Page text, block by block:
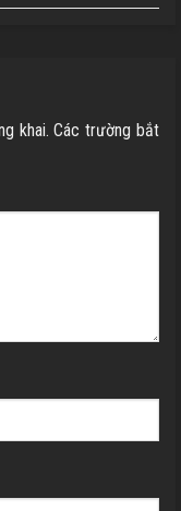
khai. Các trường bắt